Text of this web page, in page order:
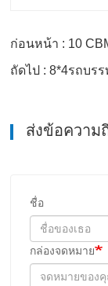
ก่อนหน้า : 10
ถัดไป : 8*4รถบร
ส่งข้อความ
ชื่อ
กล่องจดหมาย